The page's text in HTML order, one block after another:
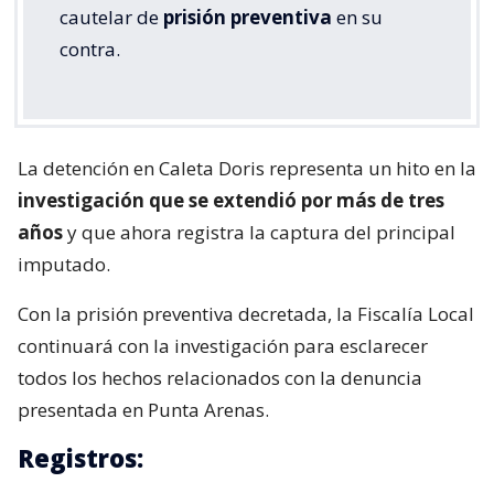
cautelar de prisión preventiva en su
contra.
La detención en Caleta Doris representa un hito en la
investigación que se extendió por más de tres
añosy que ahora registra la captura del principal
imputado.
Con la prisión preventiva decretada, la Fiscalía Local
continuará con la investigación para esclarecer
todos los hechos relacionados con la denuncia
presentada en Punta Arenas.
Registros: